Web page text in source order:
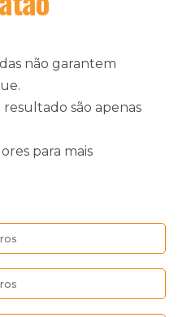
não garantem
são apenas
para mais